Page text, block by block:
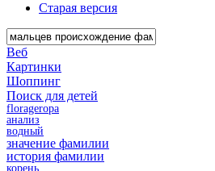
Старая версия
Веб
Картинки
Шоппинг
Поиск для детей
florageropa
анализ
водный
значение фамилии
история фамилии
корень